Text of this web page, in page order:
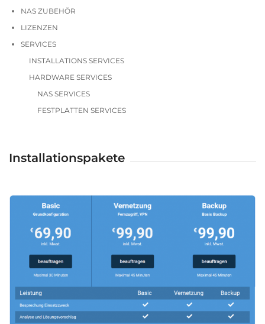
NAS ZUBEHÖR
LIZENZEN
SERVICES
INSTALLATIONS SERVICES
HARDWARE SERVICES
NAS SERVICES
FESTPLATTEN SERVICES
Installationspakete